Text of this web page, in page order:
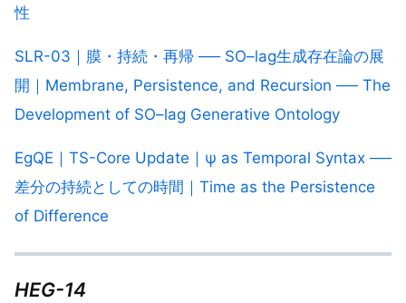
性
SLR-03｜膜・持続・再帰 ── SO–lag生成存在論の展
開｜Membrane, Persistence, and Recursion ── The
Development of SO–lag Generative Ontology
EgQE｜TS-Core Update｜ψ as Temporal Syntax ──
差分の持続としての時間｜Time as the Persistence
of Difference
HEG-14